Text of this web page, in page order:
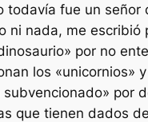
todavía fue un señor
ni nada, me escribió
por no
los «unicornios» y
subvencionado» por
que tienen dados